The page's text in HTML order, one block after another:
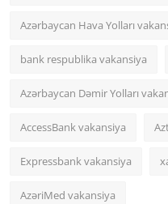
Azərbaycan Hava Yolları
bank respublika vakansiya
Azərbaycan Dəmir Yolları
AccessBank vakansiya
Expressbank vakansiya
AzəriMed vakansiya